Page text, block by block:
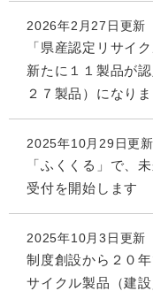
2026年2月27日更新
「県産認定リサイ
新たに１１製品が
２７製品）になり
2025年10月29日更新
「ふくくる」で、
受付を開始します
2025年10月3日更新
制度創設から２０
サイクル製品（建